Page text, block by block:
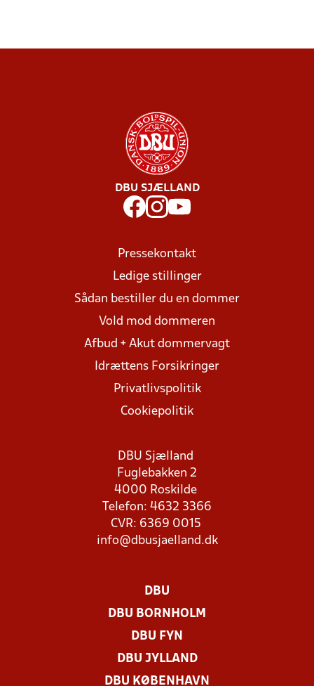
DBU SJÆLLAND
Pressekontakt
Ledige stillinger
Sådan bestiller du en dommer
Vold mod dommeren
Afbud + Akut dommervagt
Idrættens Forsikringer
Privatlivspolitik
Cookiepolitik
DBU Sjælland
Fuglebakken 2
4000 Roskilde
Telefon: 4632 3366
CVR: 6369 0015
info@dbusjaelland.dk
DBU
DBU BORNHOLM
DBU FYN
DBU JYLLAND
DBU KØBENHAVN